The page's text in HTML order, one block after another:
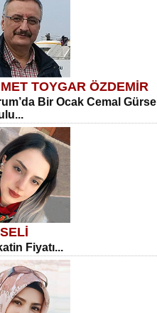
TOYGAR ÖZDEMİR
Bir Ocak Cemal Gürsel
Fiyatı...